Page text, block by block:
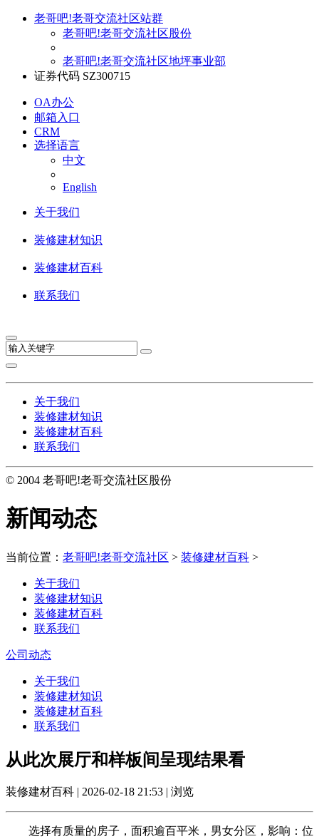
老哥吧!老哥交流社区站群
老哥吧!老哥交流社区股份
老哥吧!老哥交流社区地坪事业部
证券代码 SZ300715
OA办公
邮箱入口
CRM
选择语言
中文
English
关于我们
装修建材知识
装修建材百科
联系我们
关于我们
装修建材知识
装修建材百科
联系我们
© 2004 老哥吧!老哥交流社区股份
新闻动态
当前位置： 老哥吧!老哥交流社区 > 装修建材百科 >
关于我们
装修建材知识
装修建材百科
联系我们
公司动态
关于我们
装修建材知识
装修建材百科
联系我们
从此次展厅和样板间呈现结果看
装修建材百科 | 2026-02-18 21:53 | 浏览
选择有质量的房子，面积逾百平米，男女分区，影响：位